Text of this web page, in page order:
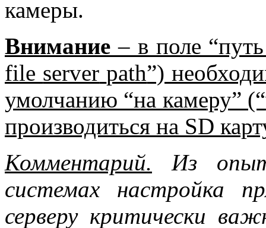
камеры.
Внимание – в поле
file server path”)
умолчанию “на камеру” (“
производиться на SD
Комментарий. Из
системах настройка
серверу критически